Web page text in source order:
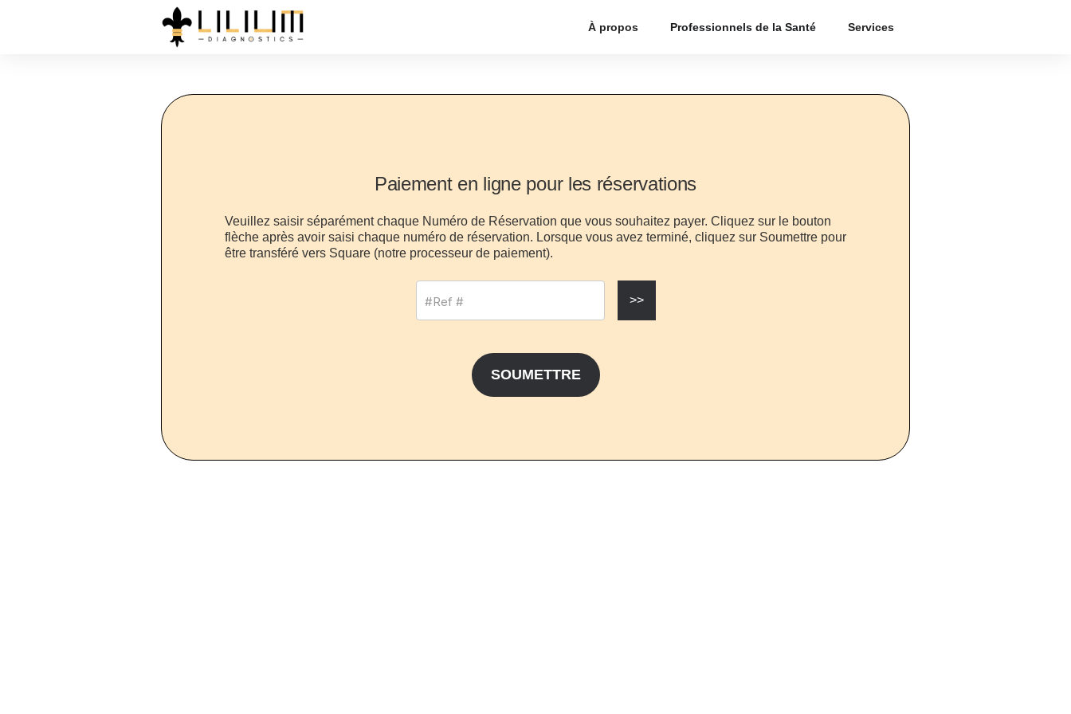
À propos Professionnels de la Santé Services
Paiement en ligne pour les réservations
Veuillez saisir séparément chaque Numéro de Réservation que vous souhaitez payer. Cliquez sur le bouton
flèche après avoir saisi chaque numéro de réservation. Lorsque vous avez terminé, cliquez sur Soumettre pour
être transféré vers Square (notre processeur de paiement).
>>
SOUMETTRE